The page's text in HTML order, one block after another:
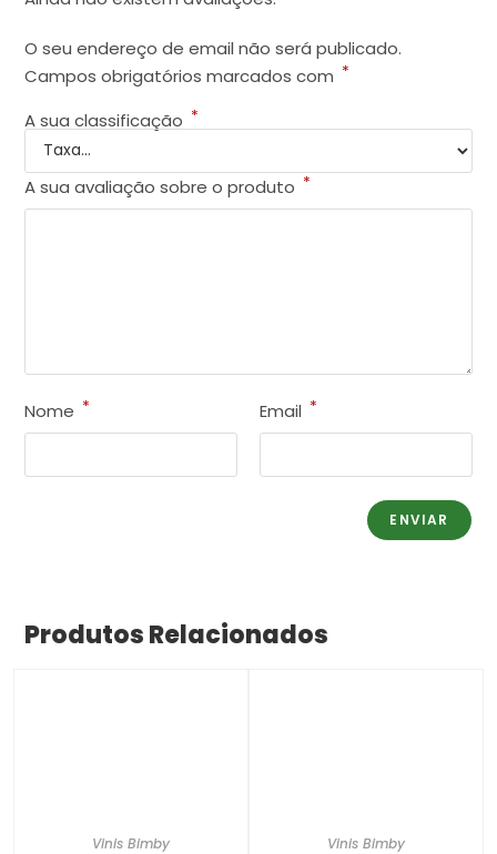
O seu endereço de email não será publicado.
Campos obrigatórios marcados com *
A sua classificação *
A sua avaliação sobre o produto *
Nome * Email *
Produtos Relacionados
Vinis Bimby Vinis Bimby